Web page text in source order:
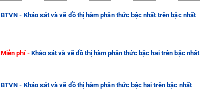
BTVN - Khảo sát và vẽ đồ thị hàm phân thức bậc nhất trên bậc nhất
Miễn phí - Khảo sát và vẽ đồ thị hàm phân thức bậc hai trên bậc nhất
BTVN - Khảo sát và vẽ đồ thị hàm phân thức bậc hai trên bậc nhất